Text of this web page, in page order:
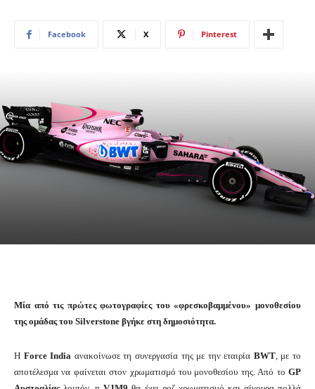
Facebook X Pinterest
Μία από τις πρώτες φωτογραφίες του «φρεσκοβαμμένου» μονοθεσίου
της ομάδας του Silverstone βγήκε στη δημοσιότητα.
Η Force India ανακοίνωσε τη συνεργασία της με την εταιρία BWT, με το
αποτέλεσμα να φαίνεται στον χρωματισμό του μονοθεσίου της. Από το GP